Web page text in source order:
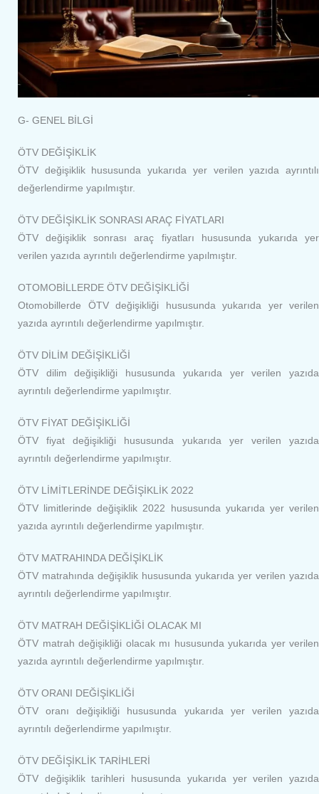
G- GENEL BİLGİ
ÖTV DEĞİŞİKLİK
ÖTV değişiklik hususunda yukarıda yer verilen yazıda ayrıntılı
değerlendirme yapılmıştır.
ÖTV DEĞİŞİKLİK SONRASI ARAÇ FİYATLARI
ÖTV değişiklik sonrası araç fiyatları hususunda yukarıda yer
verilen yazıda ayrıntılı değerlendirme yapılmıştır.
OTOMOBİLLERDE ÖTV DEĞİŞİKLİĞİ
Otomobillerde ÖTV değişikliği hususunda yukarıda yer verilen
yazıda ayrıntılı değerlendirme yapılmıştır.
ÖTV DİLİM DEĞİŞİKLİĞİ
ÖTV dilim değişikliği hususunda yukarıda yer verilen yazıda
ayrıntılı değerlendirme yapılmıştır.
ÖTV FİYAT DEĞİŞİKLİĞİ
ÖTV fiyat değişikliği hususunda yukarıda yer verilen yazıda
ayrıntılı değerlendirme yapılmıştır.
ÖTV LİMİTLERİNDE DEĞİŞİKLİK 2022
ÖTV limitlerinde değişiklik 2022 hususunda yukarıda yer verilen
yazıda ayrıntılı değerlendirme yapılmıştır.
ÖTV MATRAHINDA DEĞİŞİKLİK
ÖTV matrahında değişiklik hususunda yukarıda yer verilen yazıda
ayrıntılı değerlendirme yapılmıştır.
ÖTV MATRAH DEĞİŞİKLİĞİ OLACAK MI
ÖTV matrah değişikliği olacak mı hususunda yukarıda yer verilen
yazıda ayrıntılı değerlendirme yapılmıştır.
ÖTV ORANI DEĞİŞİKLİĞİ
ÖTV oranı değişikliği hususunda yukarıda yer verilen yazıda
ayrıntılı değerlendirme yapılmıştır.
ÖTV DEĞİŞİKLİK TARİHLERİ
ÖTV değişiklik tarihleri hususunda yukarıda yer verilen yazıda